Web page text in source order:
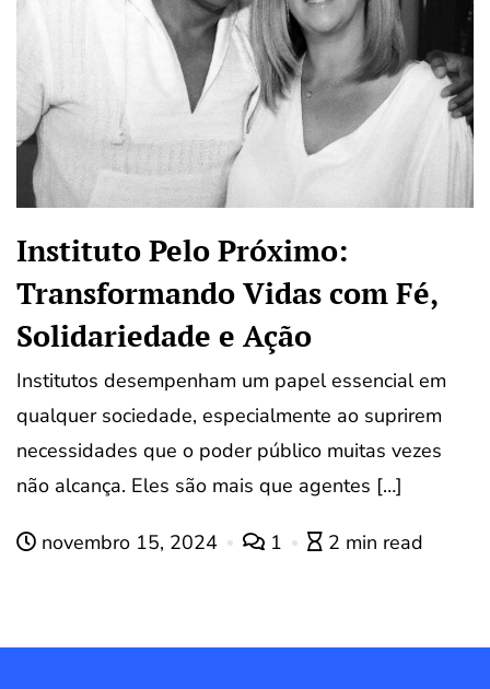
Instituto Pelo Próximo:
Transformando Vidas com Fé,
Solidariedade e Ação
Institutos desempenham um papel essencial em
qualquer sociedade, especialmente ao suprirem
necessidades que o poder público muitas vezes
não alcança. Eles são mais que agentes […]
novembro 15, 2024 1 2 min read